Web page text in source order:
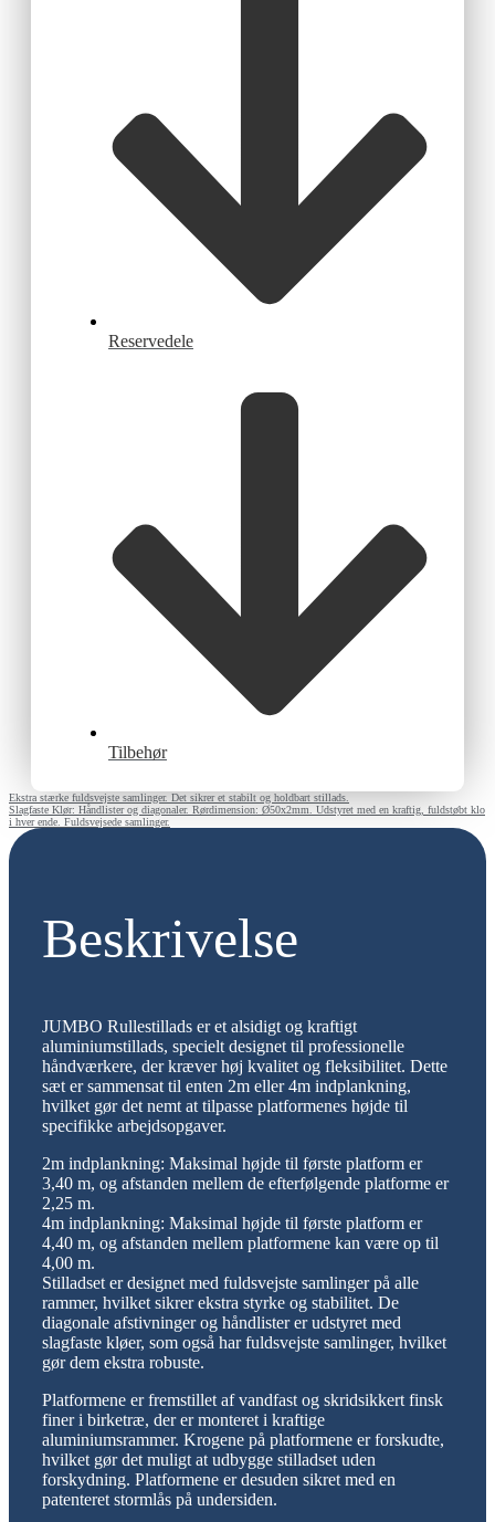
Reservedele
Tilbehør
Ekstra stærke fuldsvejste samlinger. Det sikrer et stabilt og holdbart stillads.
Slagfaste Klør: Håndlister og diagonaler. Rørdimension: Ø50x2mm. Udstyret med en kraftig, fuldstøbt klo
i hver ende. Fuldsvejsede samlinger.
Beskrivelse
JUMBO Rullestillads er et alsidigt og kraftigt
aluminiumstillads, specielt designet til professionelle
håndværkere, der kræver høj kvalitet og fleksibilitet. Dette
sæt er sammensat til enten 2m eller 4m indplankning,
hvilket gør det nemt at tilpasse platformenes højde til
specifikke arbejdsopgaver.
2m indplankning: Maksimal højde til første platform er
3,40 m, og afstanden mellem de efterfølgende platforme er
2,25 m.
4m indplankning: Maksimal højde til første platform er
4,40 m, og afstanden mellem platformene kan være op til
4,00 m.
Stilladset er designet med fuldsvejste samlinger på alle
rammer, hvilket sikrer ekstra styrke og stabilitet. De
diagonale afstivninger og håndlister er udstyret med
slagfaste kløer, som også har fuldsvejste samlinger, hvilket
gør dem ekstra robuste.
Platformene er fremstillet af vandfast og skridsikkert finsk
finer i birketræ, der er monteret i kraftige
aluminiumsrammer. Krogene på platformene er forskudte,
hvilket gør det muligt at udbygge stilladset uden
forskydning. Platformene er desuden sikret med en
patenteret stormlås på undersiden.